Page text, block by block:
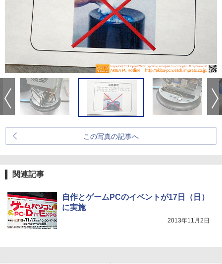
この写真の記事へ
関連記事
自作とゲームPCのイベントが17日（日）
に実施
2013年11月2日